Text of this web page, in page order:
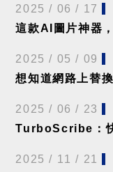
2025 / 06 / 17
這款AI圖片神器
2025 / 05 / 09
想知道網路上替
2025 / 06 / 23
TurboScribe：
2025 / 11 / 21